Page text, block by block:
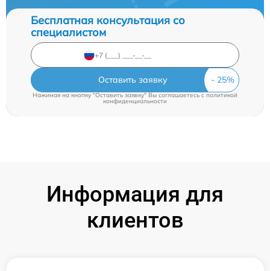
Бесплатная консультация со
специалистом
Оставить заявку
Нажимая на кнопку "Оставить заявку" Вы соглашаетесь cполитикой
конфиденциальности
Информация для
клиентов